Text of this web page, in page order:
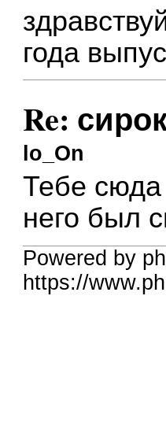
года
Re:
lo_On
Тебе сюда
него был
Powered by
https://